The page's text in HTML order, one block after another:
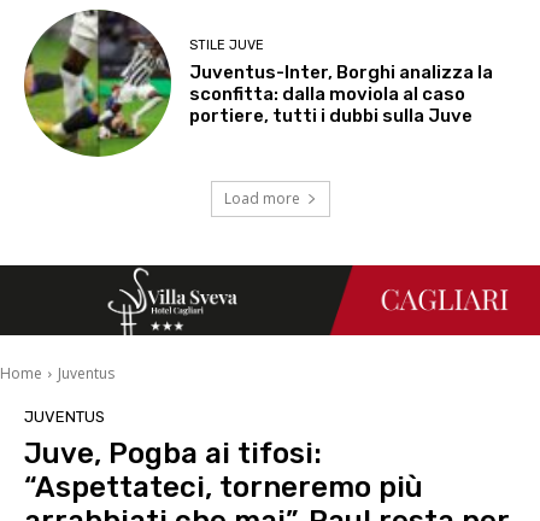
STILE JUVE
Juventus-Inter, Borghi analizza la
sconfitta: dalla moviola al caso
portiere, tutti i dubbi sulla Juve
Load more